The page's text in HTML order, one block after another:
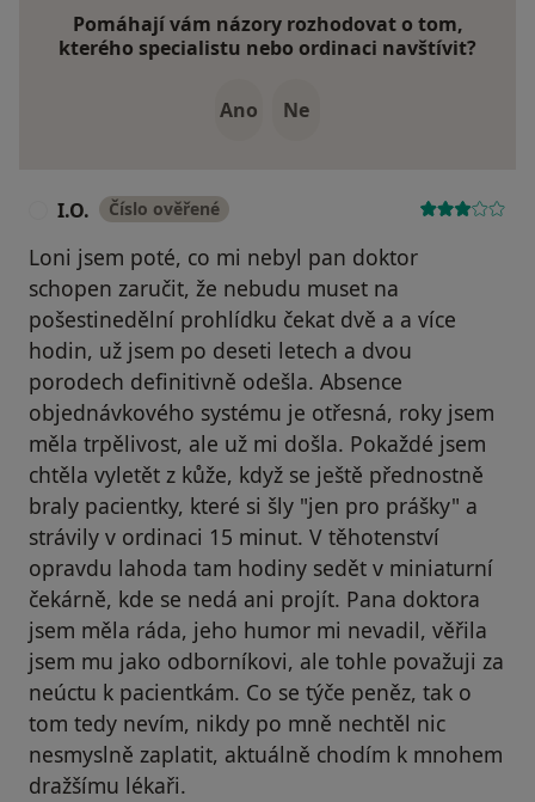
Pomáhají vám názory rozhodovat o tom,
kterého specialistu nebo ordinaci navštívit?
Ano Ne
I.O. Číslo ověřené
Loni jsem poté, co mi nebyl pan doktor
schopen zaručit, že nebudu muset na
pošestinedělní prohlídku čekat dvě a a více
hodin, už jsem po deseti letech a dvou
porodech definitivně odešla. Absence
objednávkového systému je otřesná, roky jsem
měla trpělivost, ale už mi došla. Pokaždé jsem
chtěla vyletět z kůže, když se ještě přednostně
braly pacientky, které si šly "jen pro prášky" a
strávily v ordinaci 15 minut. V těhotenství
opravdu lahoda tam hodiny sedět v miniaturní
čekárně, kde se nedá ani projít. Pana doktora
jsem měla ráda, jeho humor mi nevadil, věřila
jsem mu jako odborníkovi, ale tohle považuji za
neúctu k pacientkám. Co se týče peněz, tak o
tom tedy nevím, nikdy po mně nechtěl nic
nesmyslně zaplatit, aktuálně chodím k mnohem
dražšímu lékaři.